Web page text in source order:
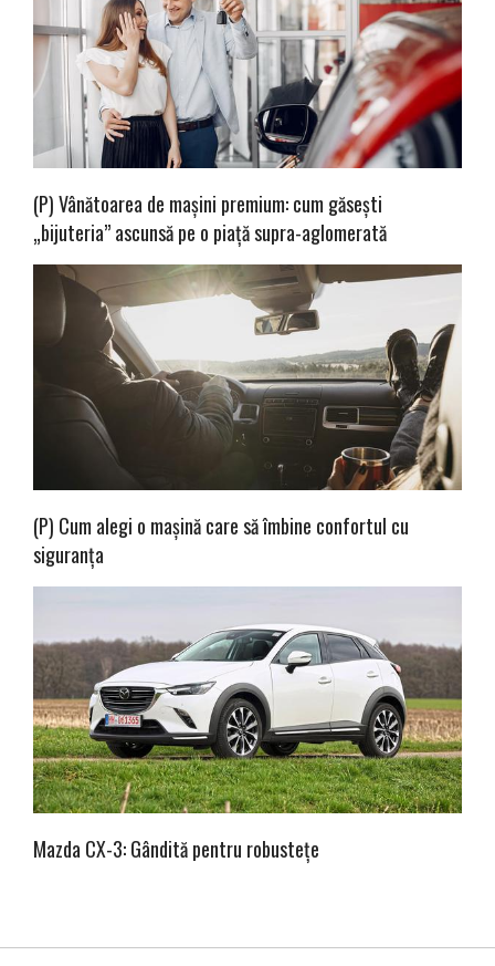
(P) Vânătoarea de mașini premium: cum găsești
„bijuteria” ascunsă pe o piață supra-aglomerată
(P) Cum alegi o mașină care să îmbine confortul cu
siguranța
Mazda CX-3: Gândită pentru robustețe